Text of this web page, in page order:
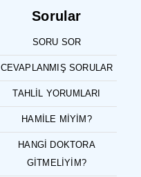
Sorular
SORU SOR
CEVAPLANMIŞ SORULAR
TAHLIL YORUMLARI
HAMILE MIYIM?
HANGI DOKTORA
GITMELIYIM?